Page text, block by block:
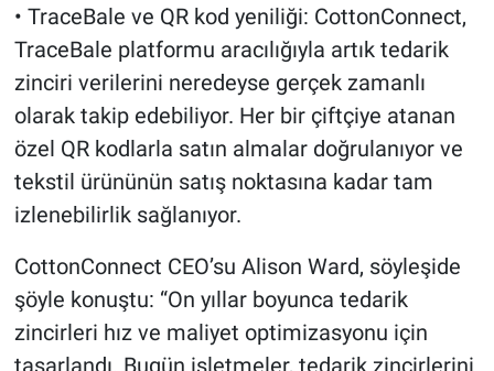
• TraceBale ve QR kod yeniliği: CottonConnect,
TraceBale platformu aracılığıyla artık tedarik
zinciri verilerini neredeyse gerçek zamanlı
olarak takip edebiliyor. Her bir çiftçiye atanan
özel QR kodlarla satın almalar doğrulanıyor ve
tekstil ürününün satış noktasına kadar tam
izlenebilirlik sağlanıyor.
CottonConnect CEO’su Alison Ward, söyleşide
şöyle konuştu: “On yıllar boyunca tedarik
zincirleri hız ve maliyet optimizasyonu için
tasarlandı. Bugün işletmeler, tedarik zincirlerini